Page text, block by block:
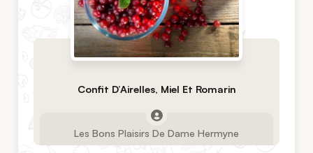
Confit D’Airelles, Miel Et Romarin
Les Bons Plaisirs De Dame Hermyne